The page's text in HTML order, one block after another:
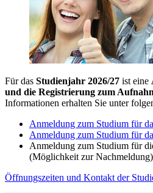
Für das Studienjahr 2026/27 ist eine
und die Registrierung zum
Informationen erhalten Sie unter
Anmeldung zum Studium für
Anmeldung zum Studium für
Anmeldung zum Studium für
(Möglichkeit zur Nachmeldung)
Öffnungszeiten und Kontakt der